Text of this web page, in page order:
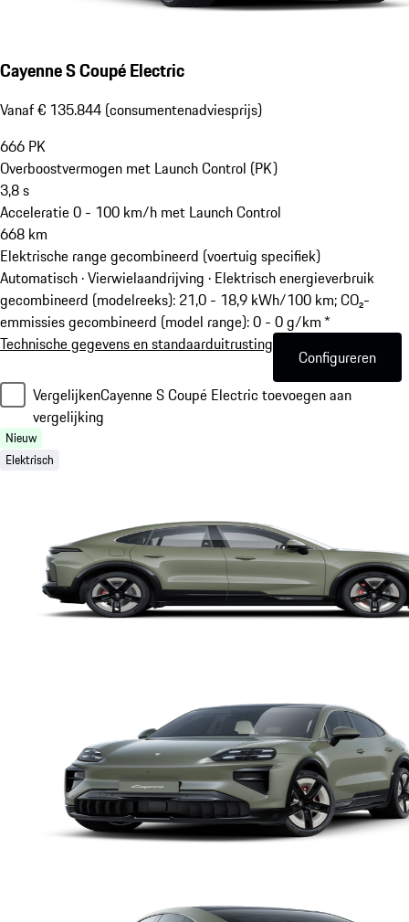
Cayenne S Coupé Electric
Vanaf € 135.844 (consumentenadviesprijs)
666 PK
Overboostvermogen met Launch Control (PK)
3,8s
Acceleratie 0 - 100 km/h met Launch Control
668 km
Elektrische range gecombineerd (voertuig specifiek)
Automatisch · Vierwielaandrijving · Elektrisch energieverbruik
gecombineerd (modelreeks): 21,0 - 18,9 kWh/100 km; CO₂-
emmissies gecombineerd (model range): 0 - 0 g/km *
Technische gegevens en standaarduitrusting
Configureren
VergelijkenCayenne S Coupé Electric toevoegen aan
vergelijking
Nieuw
Elektrisch